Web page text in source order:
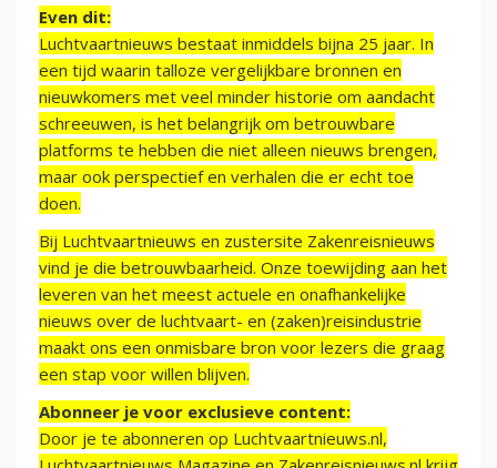
Even dit:
Luchtvaartnieuws bestaat inmiddels bijna 25 jaar. In
een tijd waarin talloze vergelijkbare bronnen en
nieuwkomers met veel minder historie om aandacht
schreeuwen, is het belangrijk om betrouwbare
platforms te hebben die niet alleen nieuws brengen,
maar ook perspectief en verhalen die er echt toe
doen.
Bij Luchtvaartnieuws en zustersite Zakenreisnieuws
vind je die betrouwbaarheid. Onze toewijding aan het
leveren van het meest actuele en onafhankelijke
nieuws over de luchtvaart- en (zaken)reisindustrie
maakt ons een onmisbare bron voor lezers die graag
een stap voor willen blijven.
Abonneer je voor exclusieve content:
Door je te abonneren op Luchtvaartnieuws.nl,